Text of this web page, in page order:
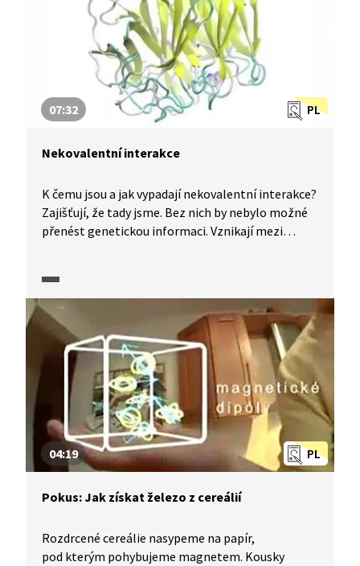
PL
07:32
Nekovalentní interakce
K čemu jsou a jak vypadají nekovalentní interakce?
Zajišťují, že tady jsme. Bez nich by nebylo možné
přenést genetickou informaci. Vznikají mezi
zanikat, chytat se a pouštět. O tom, jak příroda
chytře reaguje na změny, si promluvíme
s profesorem chemie Pavlem Hobzou.
PL
04:19
Pokus: Jak získat železo z cereálií
Rozdrcené cereálie nasypeme na papír,
pod kterým pohybujeme magnetem. Kousky